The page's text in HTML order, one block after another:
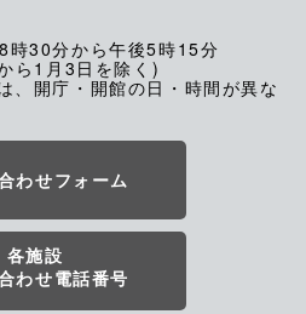
時30分から午後5時15分
ら1月3日を除く)
、開庁・開館の日・時間が異な
わせフォーム
各施設
わせ電話番号